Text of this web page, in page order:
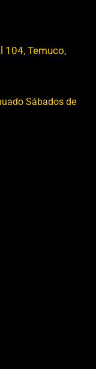
104, Temuco,
Sábados de